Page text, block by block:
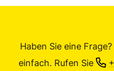
Haben Sie eine
einfach. Rufen Sie